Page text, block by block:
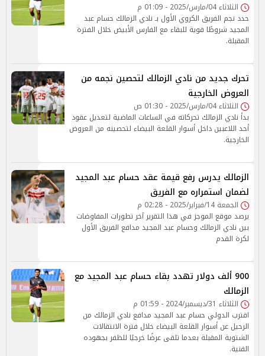
الثلاثاء 04/مارس/2025 - 01:09 م
حدد نجم الفريق الكروي الأول بـ نادي الزمالك حسام عبد
المجيد شروطًا قوية للبقاء مع الفارس الأبيض خلال الفترة
المقبلة.
تحرك جديد من نادي الزمالك لتحصين نجمه من
العروض الخارجية
الثلاثاء 04/مارس/2025 - 01:30 ص
بدأ نادي الزمالك تحركاته في الساعات الماضية لتعديل عقود
أحد اللاعبين داخل أسوار القلعة البيضاء لتحصينه من العروض
الخارجية.
الزمالك يدرس رفع قيمة عقد حسام عبد المجيد
لضمان استمراره مع الفريق
الجمعة 14/فبراير/2025 - 02:28 م
يرصد موقع الموجز في هذا التقرير آخر تطورات المفاوضات
بين نادي الزمالك وحسام عبد المجيد مدافع الفريق الأول
لكرة القدم
900 ألف دولار تهدد بقاء حسام عبد المجيد مع
الزمالك
الثلاثاء 31/ديسمبر/2024 - 01:59 م
اقترب الدولي حسام عبد المجيد مدافع نادي الزمالك من
الرحيل عن أسوار القلعة البيضاء خلال فترة الانتقالات
الشتوية المقبلة بعدما تلقى عرضًا خرجيًا للظفر بجهوده
الفنية.